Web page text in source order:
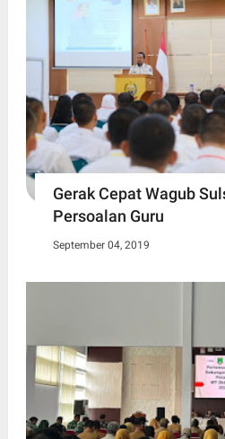
Gerak Cepat Wagub
Persoalan Guru
September 04, 2019